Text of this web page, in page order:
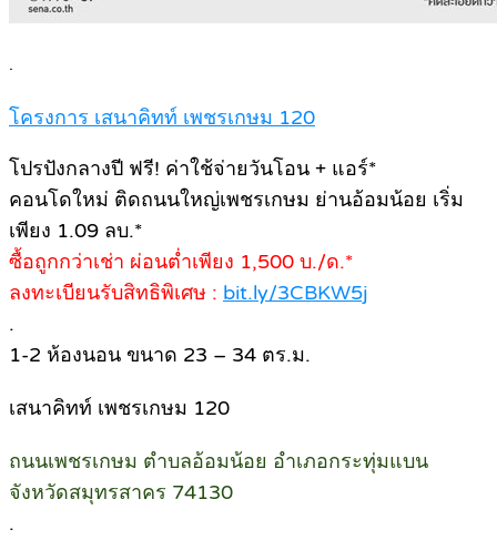
.
โครงการ เสนาคิทท์ เพชรเกษม 120
โปรปังกลางปี ฟรี! ค่าใช้จ่ายวันโอน + แอร์*
คอนโดใหม่ ติดถนนใหญ่เพชรเกษม ย่านอ้อมน้อย เริ่ม
เพียง 1.09 ลบ.*
ซื้อถูกกว่าเช่า ผ่อนต่ำเพียง 1,500 บ./ด.*
ลงทะเบียนรับสิทธิพิเศษ : bit.ly/3CBKW5j
.
1-2 ห้องนอน ขนาด 23 – 34 ตร.ม.
เสนาคิทท์ เพชรเกษม 120
ถนนเพชรเกษม ตำบลอ้อมน้อย อำเภอกระทุ่มแบน
จังหวัดสมุทรสาคร 74130
.